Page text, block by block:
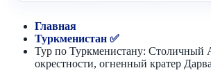
Главная
Туркменистан ✅
Тур по Туркменистану: Столичный
окрестности, огненный кратер